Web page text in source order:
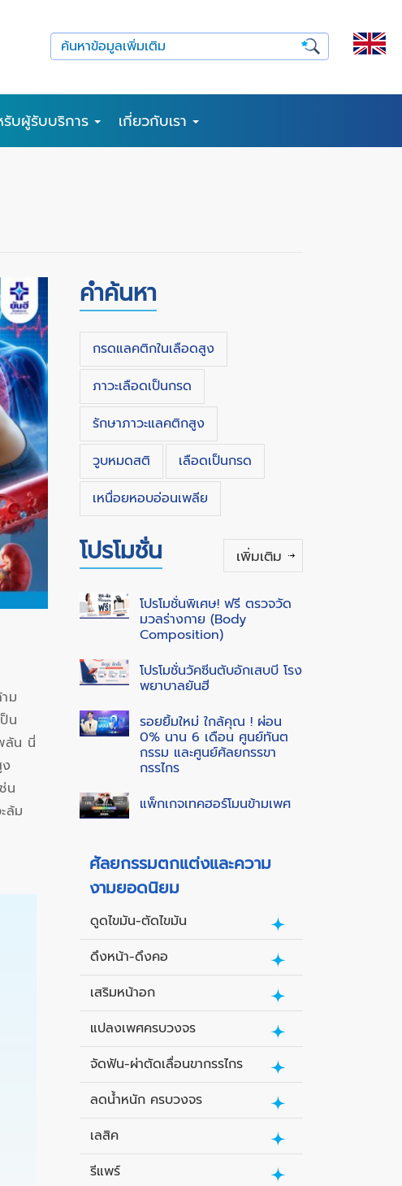
บผู้รับบริการ เกี่ยวกับเรา
ม
น
ลัน นี่
น
ล้ม
คำค้นหา
กรดแลคติกในเลือดสูง
ภาวะเลือดเป็นกรด
รักษาภาวะแลคติกสูง
วูบหมดสติ
เลือดเป็นกรด
เหนื่อยหอบอ่อนเพลีย
โปรโมชั่น เพิ่มเติม
โปรโมชั่นพิเศษ! ฟรี ตรวจวัด
มวลร่างกาย (Body
Composition)
โปรโมชั่นวัคซีนตับอักเสบบี โรง
พยาบาลยันฮี
รอยยิ้มใหม่ ใกล้คุณ ! ผ่อน
0% นาน 6 เดือน ศูนย์ทันต
กรรม และศูนย์ศัลยกรรขา
กรรไกร
แพ็กเกจเทคฮอร์โมนข้ามเพศ
ศัลยกรรมตกแต่งและความ
งามยอดนิยม
ดูดไขมัน-ตัดไขมัน
ดึงหน้า-ดึงคอ
เสริมหน้าอก
แปลงเพศครบวงจร
จัดฟัน-ผ่าตัดเลื่อนขากรรไกร
ลดน้ำหนัก ครบวงจร
เลสิค
รีแพร์